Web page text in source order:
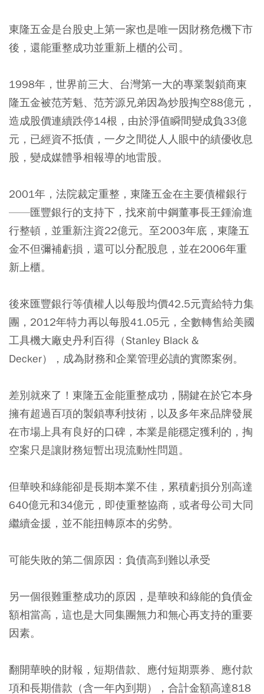
東隆五金是台股史上第一家也是唯一因財務危機下市
後，還能重整成功並重新上櫃的公司。
1998年，世界前三大、台灣第一大的專業製鎖商東
隆五金被范芳魁、范芳源兄弟因為炒股掏空88億元，
造成股價連續跌停14根，由於淨值瞬間變成負33億
元，已經資不抵債，一夕之間從人人眼中的績優收息
股，變成媒體爭相報導的地雷股。
2001年，法院裁定重整，東隆五金在主要債權銀行
——匯豐銀行的支持下，找來前中鋼董事長王鍾渝進
行整頓，並重新注資22億元。至2003年底，東隆五
金不但彌補虧損，還可以分配股息，並在2006年重
新上櫃。
後來匯豐銀行等債權人以每股均價42.5元賣給特力集
團，2012年特力再以每股41.05元，全數轉售給美國
工具機大廠史丹利百得（Stanley Black &
Decker），成為財務和企業管理必讀的實際案例。
差別就來了！東隆五金能重整成功，關鍵在於它本身
擁有超過百項的製鎖專利技術，以及多年來品牌發展
在市場上具有良好的口碑，本業是能穩定獲利的，掏
空案只是讓財務短暫出現流動性問題。
但華映和綠能卻是長期本業不佳，累積虧損分別高達
640億元和34億元，即使重整協商，或者母公司大同
繼續金援，並不能扭轉原本的劣勢。
可能失敗的第二個原因：負債高到難以承受
另一個很難重整成功的原因，是華映和綠能的負債金
額相當高，這也是大同集團無力和無心再支持的重要
因素。
翻開華映的財報，短期借款、應付短期票券、應付款
項和長期借款（含一年內到期），合計金額高達818